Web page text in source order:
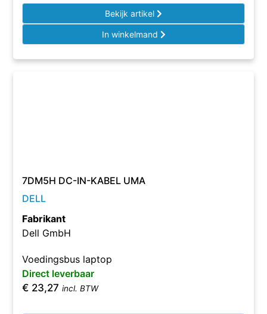
Bekijk artikel
In winkelmand
7DM5H DC-IN-KABEL UMA
DELL
Fabrikant
Dell GmbH
Voedingsbus laptop
Direct leverbaar
€ 23,27 incl. BTW